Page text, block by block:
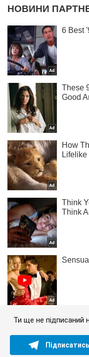
Ти ще не підписаний
Підписатись